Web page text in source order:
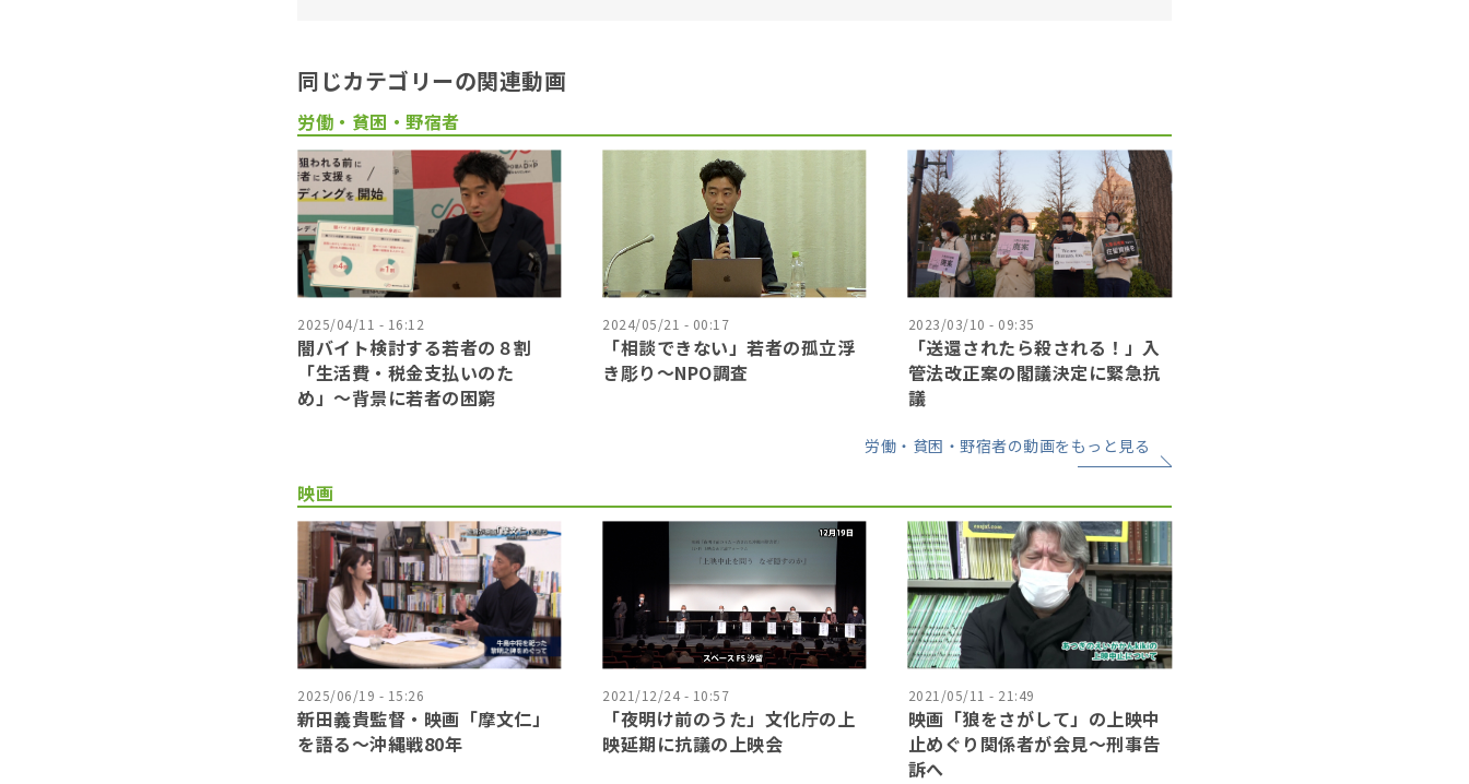
同じカテゴリーの関連動画
労働・貧困・野宿者
2025/04/11 - 16:12
闇バイト検討する若者の８割
「生活費・税金支払いのた
め」〜背景に若者の困窮
2024/05/21 - 00:17
「相談できない」若者の孤立浮
き彫り〜NPO調査
2023/03/10 - 09:35
「送還されたら殺される！」入
管法改正案の閣議決定に緊急抗
議
労働・貧困・野宿者の動画をもっと見る
映画
2025/06/19 - 15:26
新田義貴監督・映画「摩文仁」
を語る～沖縄戦80年
2021/12/24 - 10:57
「夜明け前のうた」文化庁の上
映延期に抗議の上映会
2021/05/11 - 21:49
映画「狼をさがして」の上映中
止めぐり関係者が会見〜刑事告
訴へ